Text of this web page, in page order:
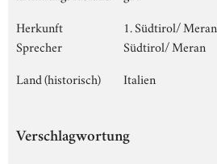
Herkunft
Sprecher
1. Südtirol/
Südtirol/ Meran
Land (historisch)
Italien
Verschlagwortung